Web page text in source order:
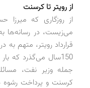
از رویتر تا کرسنت
از روزگاری که میرزا
می‌زیست، در رسانه‌ها
قرارداد رویتر، متهم
150سال می‌گذرد که
جمله وزیر نفت،